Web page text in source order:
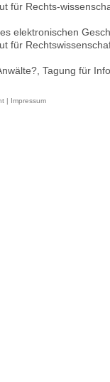
für Rechts-
elektronischen
für
Tagung für
| Impressum